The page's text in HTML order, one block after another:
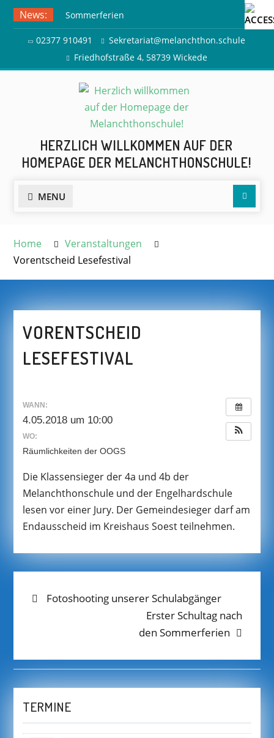
Skip
content
News:
Sommerferien
Ausflug zur Freilichtbühne
Herdringen
02377 910491
Sekretariat@melanchthon.schule
Friedhofstraße 4, 58739 Wickede
HERZLICH WILLKOMMEN AUF DER
HOMEPAGE DER MELANCHTHONSCHULE!
MENU
Home
Veranstaltungen
Vorentscheid Lesefestival
VORENTSCHEID
LESEFESTIVAL
WANN:
4.05.2018 um 10:00
WO:
Räumlichkeiten der OOGS
Die Klassensieger der 4a und 4b der
Melanchthonschule und der Engelhardschule
lesen vor einer Jury. Der Gemeindesieger darf am
Endausscheid im Kreishaus Soest teilnehmen.
BEITRAGS-
Previous
Fotoshooting unserer Schulabgänger
Next
post:
Erster Schultag nach
den Sommerferien
TERMINE